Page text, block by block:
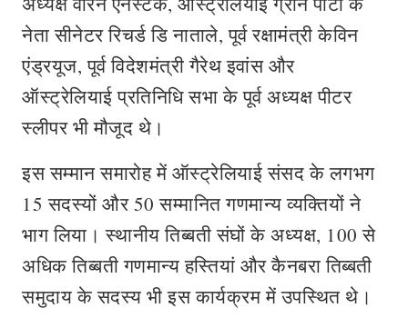
नेता सीनेटर रिचर्ड डि नाताले, पूर्व रक्षामंत्री केविन
एंड्रयूज, पूर्व विदेशमंत्री गैरेथ इवांस और
ऑस्ट्रेलियाई प्रतिनिधि सभा के पूर्व अध्यक्ष पीटर
स्लीपर भी मौजूद थे।
इस सम्मान समारोह में ऑस्ट्रेलियाई संसद के लगभग
15 सदस्यों और 50 सम्मानित गणमान्य व्यक्तियों ने
भाग लिया। स्थानीय तिब्बती संघों के अध्यक्ष, 100 से
अधिक तिब्बती गणमान्य हस्तियां और कैनबरा तिब्बती
समुदाय के सदस्य भी इस कार्यक्रम में उपस्थित थे।